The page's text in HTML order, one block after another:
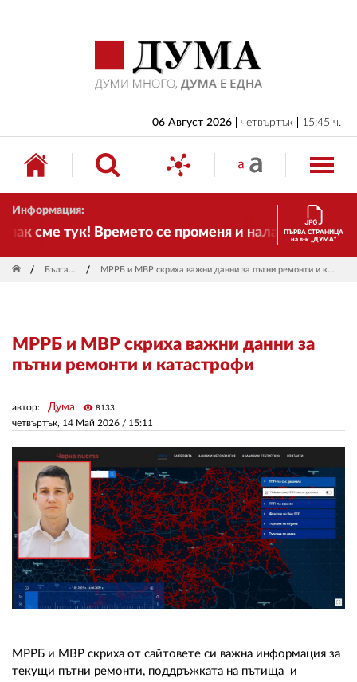
06 Август 2026 четвъртък 15:45 ч.
Информация:
сме тук! Времето се променя и налага
ПЪРВА СТРАНИЦА
на в-к „ДУМА“
България МРРБ и МВР скриха важни данни за пътни ремонти и катастрофи
МРРБ и МВР скриха важни данни за
пътни ремонти и катастрофи
четвъртък, 14 Май 2026 / 15:11
автор: Дума visibility 8133
МРРБ и МВР скриха от сайтовете си важна информация за
текущи пътни ремонти, поддръжката на пътища и
БЪЛГАРИЯ
ИКОНОМИКА
ИЗБОРИ
СВЯТ
ДРУГИ
АВТОРИ
РЕДАКЦИЯ
КОНТАКТИ
РЕКЛАМА
АБОНАМЕНТ
УСЛОВИЯ ЗА ПОЛЗВАНЕ
ПОЛИТИКАТА ЗА
ПОВЕРИТЕЛНОСТ